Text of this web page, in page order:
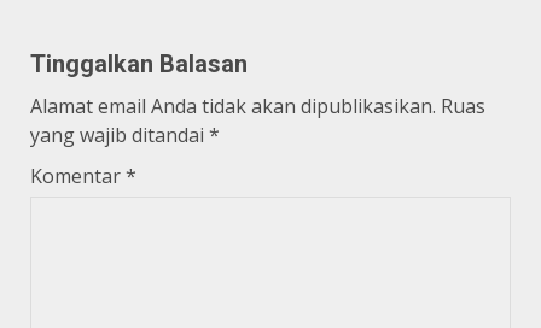
Tinggalkan Balasan
Alamat email Anda tidak akan dipublikasikan. Ruas
yang wajib ditandai *
Komentar*